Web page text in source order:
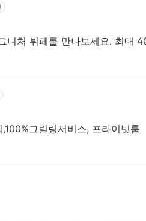
니처 뷔페를 만나보세요. 최대
그릴링서비스, 프라이빗룸